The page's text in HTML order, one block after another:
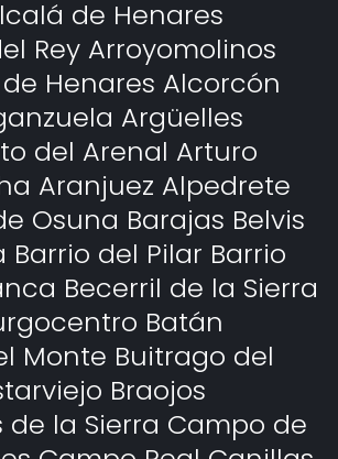
de Henares
Rey Arroyomolinos
Henares Alcorcón
Argüelles
del Arenal Arturo
Aranjuez Alpedrete
Osuna Barajas Belvis
del Pilar Barrio
Becerril de la Sierra
Batán
Monte Buitrago del
Braojos
de la Sierra Campo de